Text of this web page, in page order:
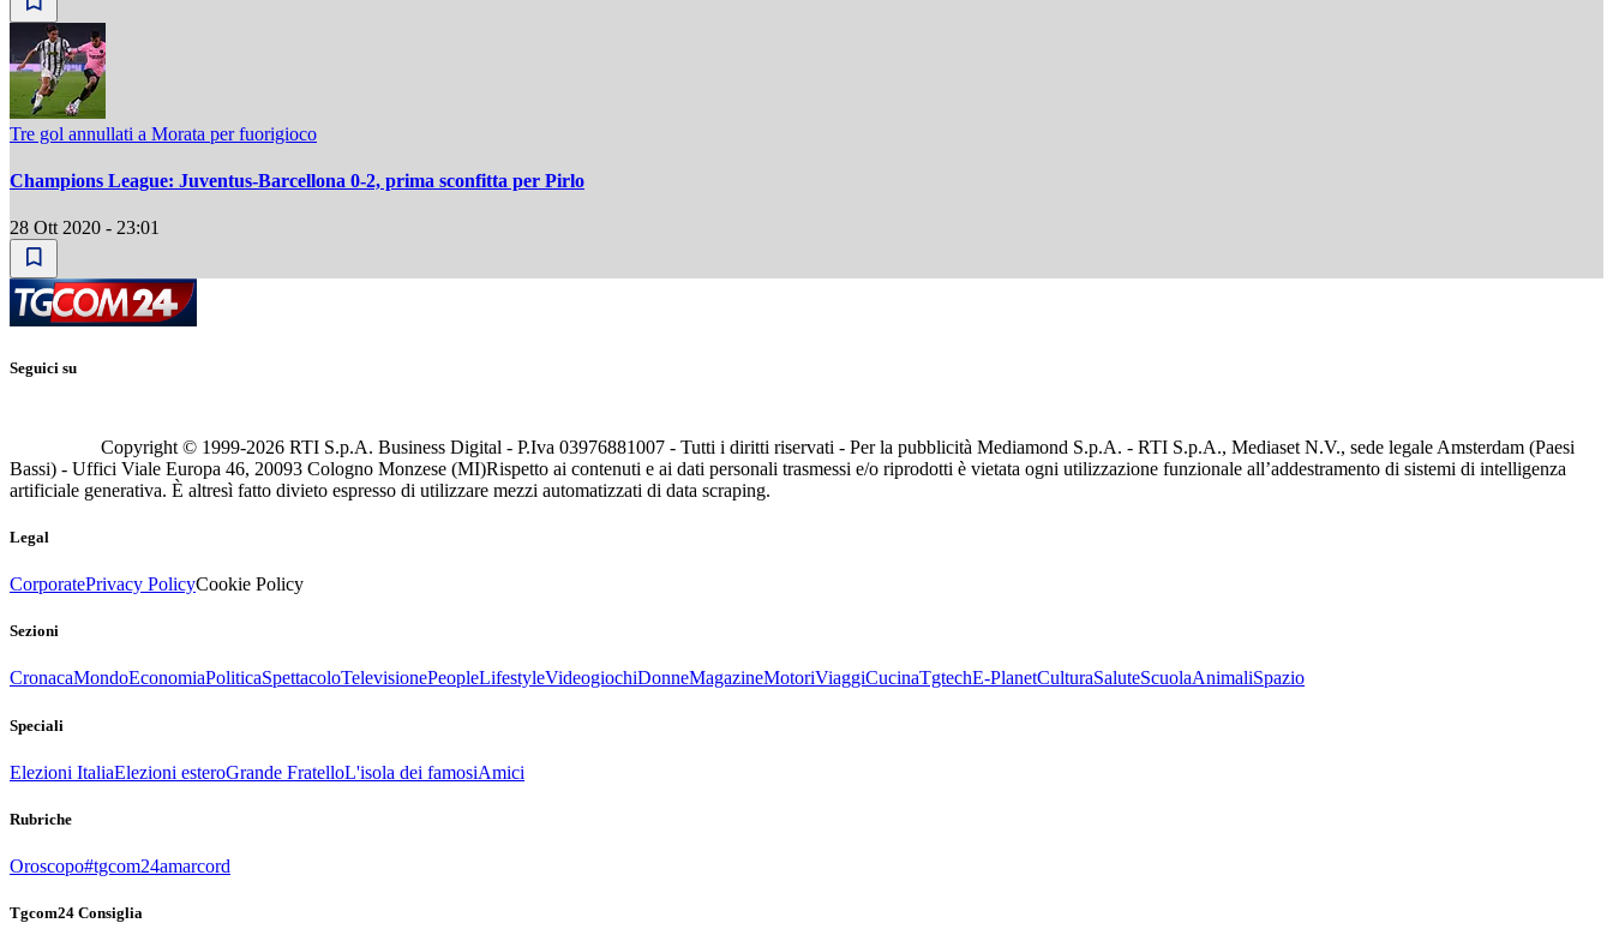
Tre gol annullati a Morata per fuorigioco
Champions League: Juventus-Barcellona 0-2, prima sconfitta per Pirlo
28 Ott 2020 - 23:01
Seguici su
Copyright © 1999-2026 RTI S.p.A. Business Digital - P.Iva 03976881007 - Tutti i diritti riservati - Per la pubblicità Mediamond S.p.A. - RTI S.p.A., Mediaset N.V., sede legale Amsterdam (Paesi
Bassi) - Uffici Viale Europa 46, 20093 Cologno Monzese (MI)Rispetto ai contenuti e ai dati personali trasmessi e/o riprodotti è vietata ogni utilizzazione funzionale all’addestramento di sistemi di intelligenza
artificiale generativa. È altresì fatto divieto espresso di utilizzare mezzi automatizzati di data scraping.
Legal
CorporatePrivacy PolicyCookie Policy
Sezioni
CronacaMondoEconomiaPoliticaSpettacoloTelevisionePeopleLifestyleVideogiochiDonneMagazineMotoriViaggiCucinaTgtechE-PlanetCulturaSaluteScuolaAnimaliSpazio
Speciali
Elezioni ItaliaElezioni esteroGrande FratelloL'isola dei famosiAmici
Rubriche
Oroscopo#tgcom24amarcord
Tgcom24 Consiglia